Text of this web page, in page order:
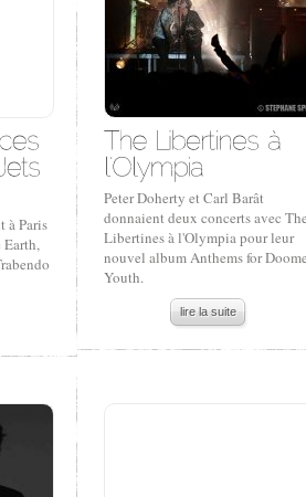
à Paris
Earth,
Peter Doherty et Carl Barât
donnaient deux concerts avec
Libertines à l'Olympia pour leur
nouvel album Anthems for
Youth.
lire la suite